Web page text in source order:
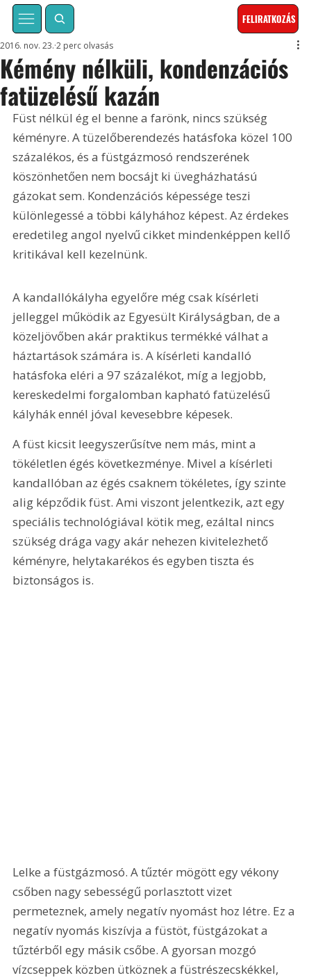
FELIRATKOZÁS
Kémény nélküli, kondenzációs
fatüzelésű kazán
2016. nov. 23. 2 perc olvasás
Füst nélkül ég el benne a farönk, nincs szükség
kéményre. A tüzelőberendezés hatásfoka közel 100
százalékos, és a füstgázmosó rendszerének
köszönhetően nem bocsájt ki üvegházhatású
gázokat sem. Kondenzációs képessége teszi
különlegessé a többi kályhához képest. Az érdekes
eredetileg angol nyelvű cikket mindenképpen kellő
kritikával kell kezelnünk.
A kandallókályha egyelőre még csak kísérleti
jelleggel működik az Egyesült Királyságban, de a
közeljövőben akár praktikus termékké válhat a
háztartások számára is. A kísérleti kandalló
hatásfoka eléri a 97 százalékot, míg a legjobb,
kereskedelmi forgalomban kapható fatüzelésű
kályhák ennél jóval kevesebbre képesek.
A füst kicsit leegyszerűsítve nem más, mint a
tökéletlen égés következménye. Mivel a kísérleti
kandallóban az égés csaknem tökéletes, így szinte
alig képződik füst. Ami viszont jelentkezik, azt egy
speciális technológiával kötik meg, ezáltal nincs
szükség drága vagy akár nehezen kivitelezhető
kéményre, helytakarékos és egyben tiszta és
biztonságos is.
Lelke a füstgázmosó. A tűztér mögött egy vékony
csőben nagy sebességű porlasztott vizet
permeteznek, amely negatív nyomást hoz létre. Ez a
negatív nyomás kiszívja a füstöt, füstgázokat a
tűztérből egy másik csőbe. A gyorsan mozgó
vízcseppek közben ütköznek a füstrészecskékkel,